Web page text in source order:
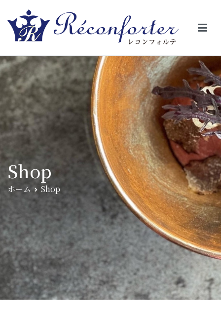
【レコンフォルテ】吹田・千里山/フレンチ（フラ
ンス料理）
絵の様に見える。そんな空間で、ゆっくり素材そのものの旨さを閉
じ込めたフレンチを・・・・・。
Shop
ホーム Shop